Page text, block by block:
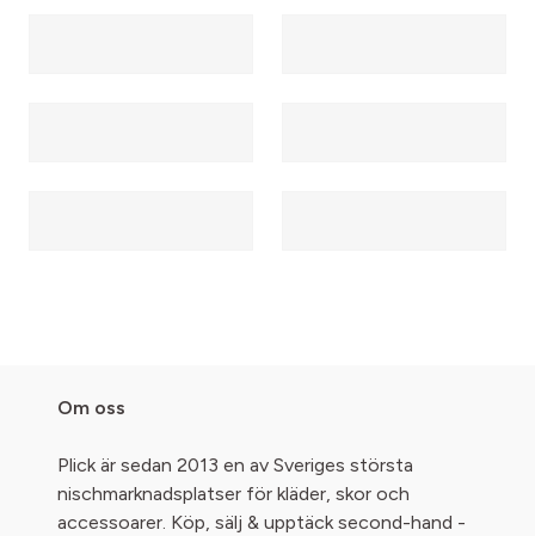
Om oss
Plick är sedan 2013 en av Sveriges största
nischmarknadsplatser för kläder, skor och
accessoarer. Köp, sälj & upptäck second-hand -